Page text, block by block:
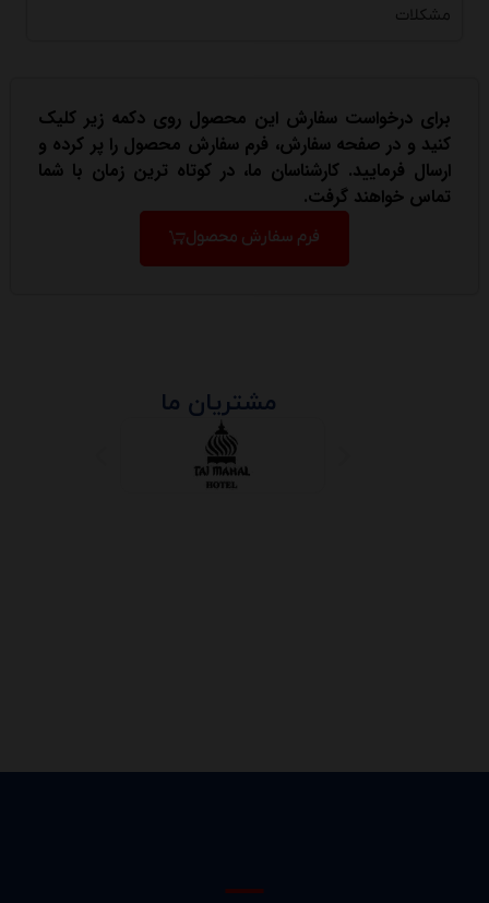
مشکلات
برای درخواست سفارش این محصول روی دکمه زیر کلیک
کنید و در صفحه سفارش، فرم سفارش محصول را پر کرده و
ارسال فرمایید. کارشناسان ما، در کوتاه ترین زمان با شما
تماس خواهند گرفت.
فرم سفارش محصول
مشتریان ما